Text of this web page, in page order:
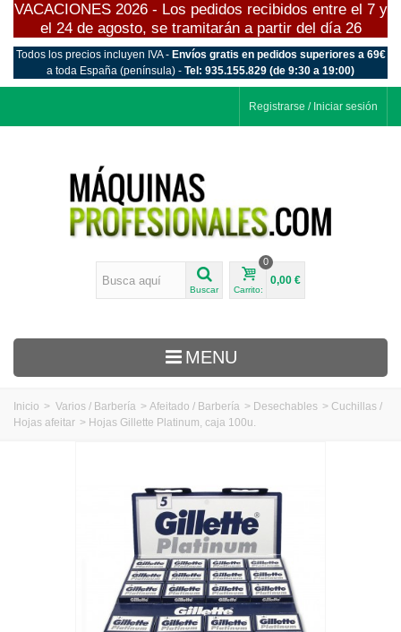
VACACIONES 2026 - Los pedidos recibidos entre el 7 y
el 24 de agosto, se tramitarán a partir del día 26
Todos los precios incluyen IVA - Envíos gratis en pedidos superiores a 69€
a toda España (península) - Tel: 935.155.829 (de 9:30 a 19:00)
Registrarse / Iniciar sesión
Buscar Carrito:
0
0,00 €
MENU
Inicio > Varios / Barbería > Afeitado / Barbería > Desechables > Cuchillas /
Hojas afeitar > Hojas Gillette Platinum, caja 100u.